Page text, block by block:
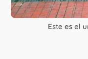
Este es el